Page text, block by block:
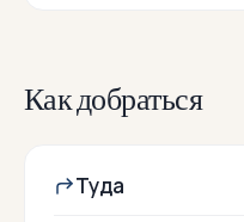
Как добраться
Туда